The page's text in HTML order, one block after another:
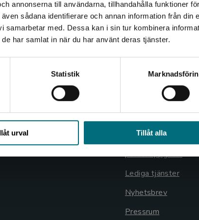
annonserna till användarna, tillhandahålla funktioner för
sådana identifierare och annan information från din
med. Dessa kan i sin tur kombinera
har samlat in när du har använt deras tjänster.
Statistik
urval Tillåt alla
nyponochviljaforlag.se via
erbjuder inte leveranser
slutföra ett köp måste
Kontakta kundservice
046-31 21 00
Frågor och svar
Köpvillkor
Cookieinställningar
GDPR och
personuppgifter
Lediga tjänster
Nyhetsbrev
Pressrum